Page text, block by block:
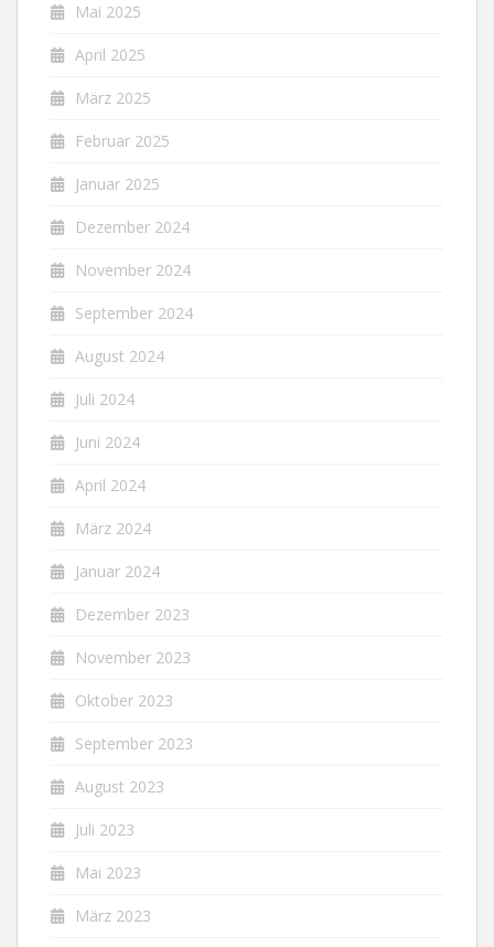
Mai 2025
April 2025
März 2025
Februar 2025
Januar 2025
Dezember 2024
November 2024
September 2024
August 2024
Juli 2024
Juni 2024
April 2024
März 2024
Januar 2024
Dezember 2023
November 2023
Oktober 2023
September 2023
August 2023
Juli 2023
Mai 2023
März 2023